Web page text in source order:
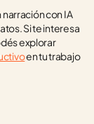
con IA
Si te interesa
explorar
en tu trabajo